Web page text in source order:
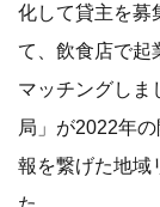
化して貸主を募
て、飲食店で起
マッチングしま
局」が2022年
報を繋げた地域